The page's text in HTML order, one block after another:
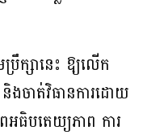
រឹក្សានេះ ឱ្យលើក
និងចាត់វិធានការដោយ
អធិបតេយ្យភាព ការ